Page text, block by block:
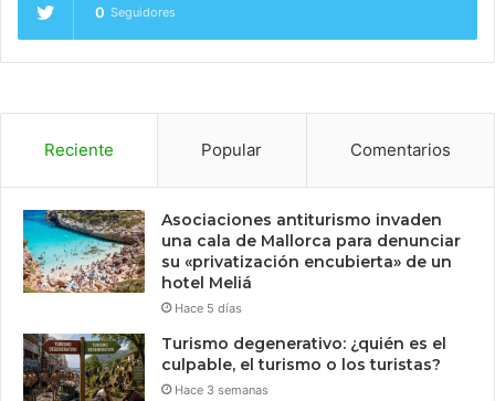
0 Seguidores
Reciente Popular Comentarios
Asociaciones antiturismo invaden
una cala de Mallorca para denunciar
su «privatización encubierta» de un
hotel Meliá
Hace 5 días
Turismo degenerativo: ¿quién es el
culpable, el turismo o los turistas?
Hace 3 semanas